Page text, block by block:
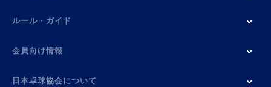
ルール・ガイド
会員向け情報
日本卓球協会について